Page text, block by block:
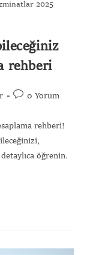
2025
rehberi
0 Yorum
rehberi!
öğrenin.